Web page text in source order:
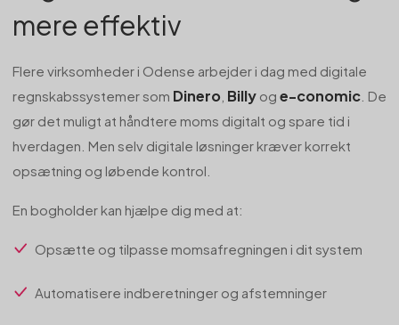
mere effektiv
Flere virksomheder i Odense arbejder i dag med digitale
regnskabssystemer som Dinero Billy og e-conomic . De
gør det muligt at håndtere moms digitalt og spare tid i
hverdagen. Men selv digitale løsninger kræver korrekt
opsætning og løbende kontrol.
En bogholder kan hjælpe dig med at:
Opsætte og tilpasse momsafregningen i dit system
Automatisere indberetninger og afstemninger